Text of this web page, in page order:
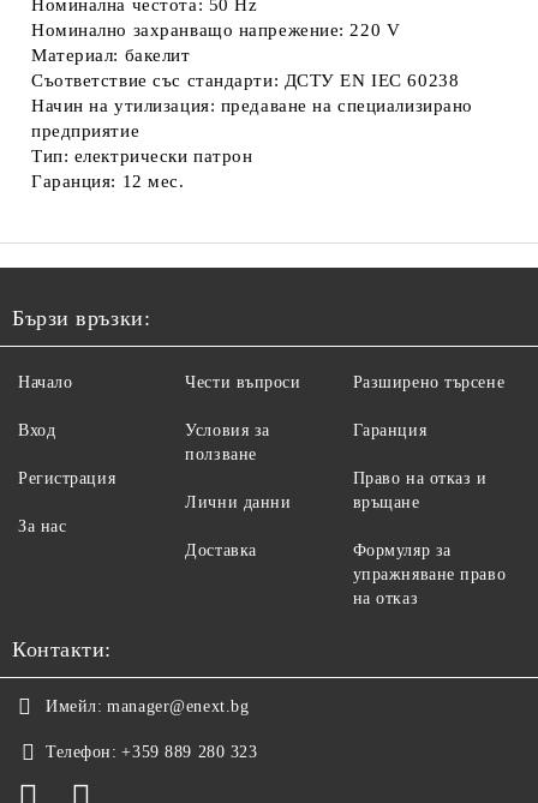
Номинална честота: 50 Hz
Номинално захранващо напрежение: 220 V
Материал: бакелит
Съответствие със стандарти: ДСТУ EN IEC 60238
Начин на утилизация: предаване на специализирано
предприятие
Тип: електрически патрон
Гаранция: 12 мес.
Бързи връзки:
Начало
Вход
Регистрация
За нас
Чести въпроси
Условия за
ползване
Лични данни
Доставка
Разширено търсене
Гаранция
Право на отказ и
връщане
Формуляр за
упражняване право
на отказ
Контакти:
Имейл: manager@enext.bg
Телефон: +359 889 280 323